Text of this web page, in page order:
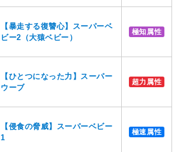
【暴走する復讐心】スーパーベ
ビー2（大猿ベビー）
極知属性
【ひとつになった力】スーパー
ウーブ
超力属性
【侵食の脅威】スーパーベビー
1
極速属性